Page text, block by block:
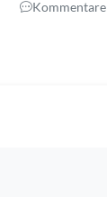
Kommentare